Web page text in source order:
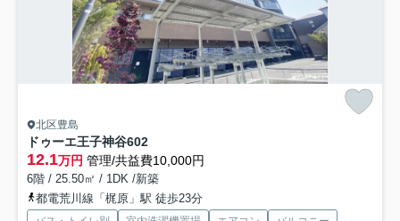
北区豊島
ドゥーエ王子神谷602
12.1万円 管理/共益費10,000円
6階 / 25.50㎡ / 1DK /新築
都電荒川線「梶原」駅 徒歩23分